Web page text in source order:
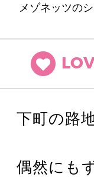
メゾネッツの
下町の路地
偶然にも